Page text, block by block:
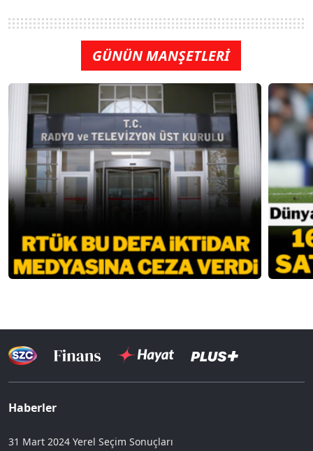
GÜNÜN MANŞETLERİ
Haberler
31 Mart 2024 Yerel Seçim Sonuçları